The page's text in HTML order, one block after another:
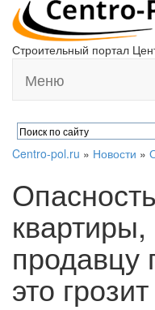
Строительный портал
Меню
Centro-pol.ru » Новости »
продавцу
это